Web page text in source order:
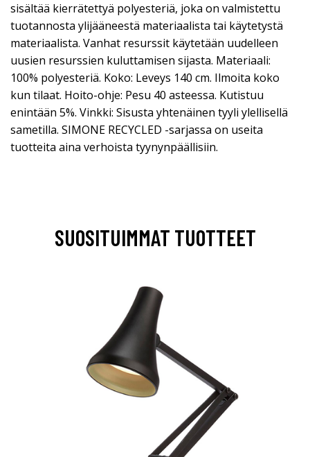
sisältää kierrätettyä polyesteriä, joka on valmistettu
tuotannosta ylijääneestä materiaalista tai käytetystä
materiaalista. Vanhat resurssit käytetään uudelleen
uusien resurssien kuluttamisen sijasta. Materiaali:
100% polyesteriä. Koko: Leveys 140 cm. Ilmoita koko
kun tilaat. Hoito-ohje: Pesu 40 asteessa. Kutistuu
enintään 5%. Vinkki: Sisusta yhtenäinen tyyli ylellisellä
sametilla. SIMONE RECYCLED -sarjassa on useita
tuotteita aina verhoista tyynynpäällisiin.
SUOSITUIMMAT TUOTTEET